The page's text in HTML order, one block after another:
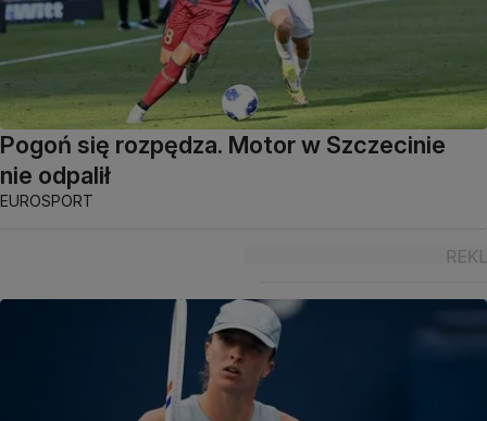
Pogoń się rozpędza. Motor w Szczecinie
nie odpalił
EUROSPORT